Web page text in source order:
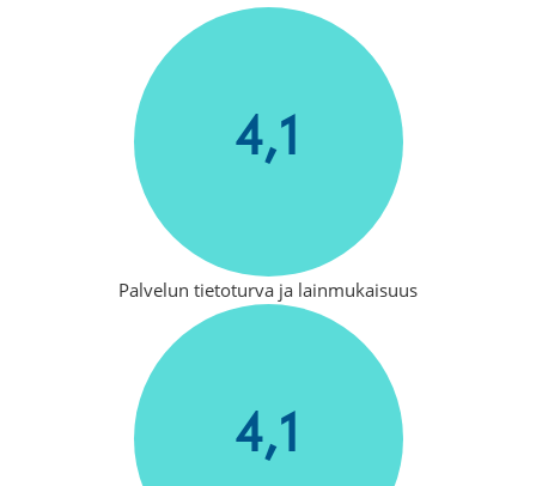
4,1
Palvelun tietoturva ja lainmukaisuus
4,1